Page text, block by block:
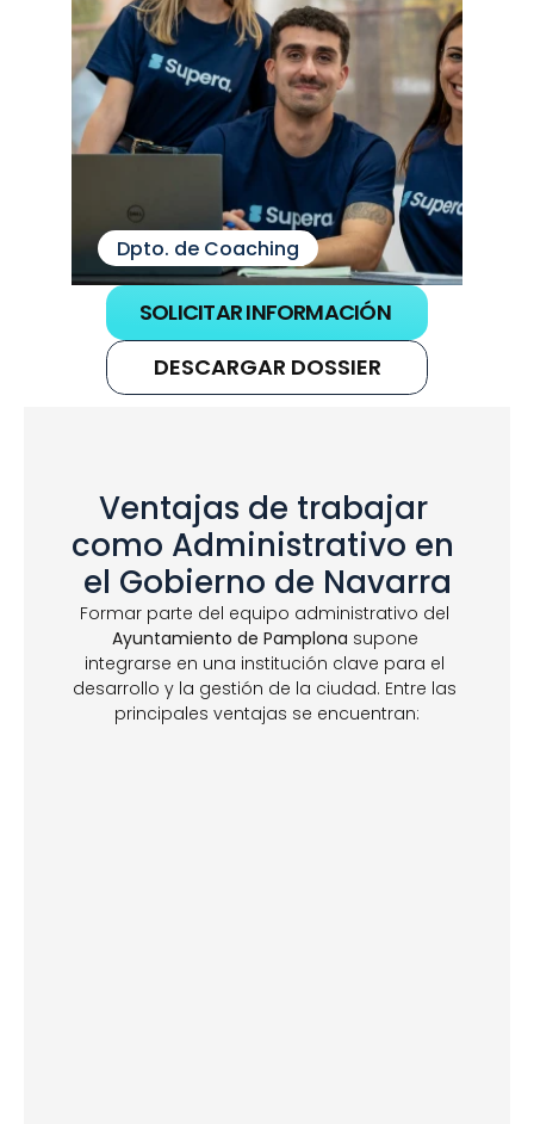
Dpto. de Coaching
SOLICITAR INFORMACIÓN
DESCARGAR DOSSIER
Ventajas de trabajar
como Administrativo en
el Gobierno de Navarra
Ayuntamiento de Pamplona supone
integrarse en una institución clave para el
desarrollo y la gestión de la ciudad. Entre las
principales ventajas se encuentran: